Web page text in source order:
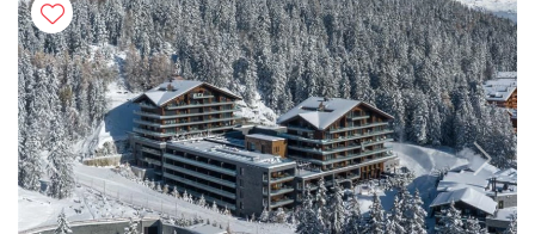
Previous Next